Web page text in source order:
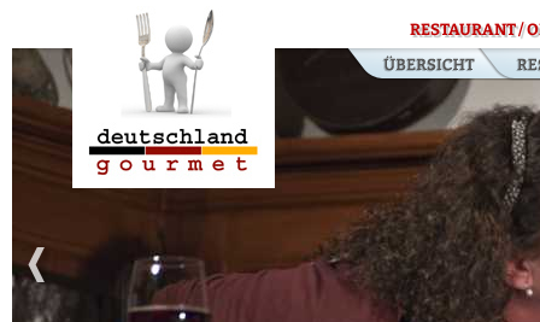
RESTAURANT /